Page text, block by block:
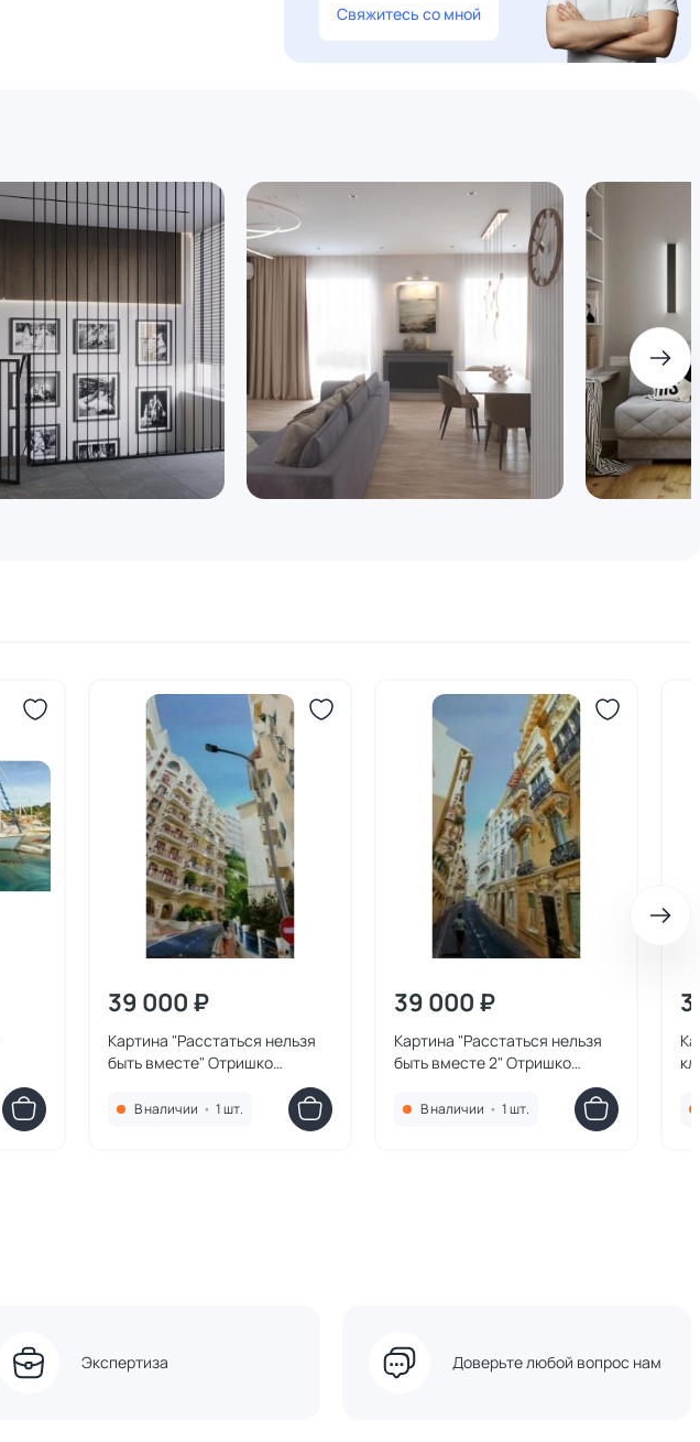
Свяжитесь со мной
39 000 ₽
Картина "Расстаться нельзя
быть вместе" Отришко
В наличии • 1 шт.
39 000 ₽
Картина "Расстаться нельзя
быть вместе 2" Отришко
В наличии • 1 шт.
Экспертиза Доверьте любой вопрос нам